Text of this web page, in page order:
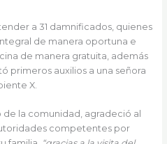
a 31 damnificados, quienes
de manera oportuna e
de manera gratuita, además
primeros auxilios a una señora
X.
la comunidad, agradeció al
competentes por